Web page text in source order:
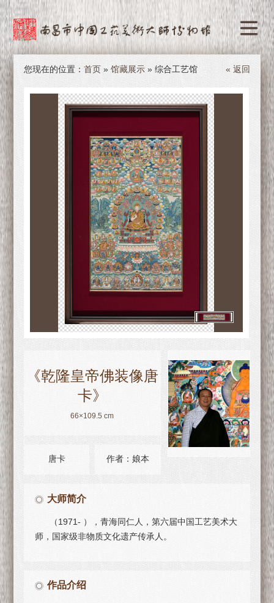
您现在的位置： 首页» 馆藏展示» 综合工艺馆 « 返回
《乾隆皇帝佛装像唐
卡》
66×109.5 cm
唐卡 作者：娘本
大师简介
（1971- ），青海同仁人，第六届中国工艺美术大
师，国家级非物质文化遗产传承人。
作品介绍